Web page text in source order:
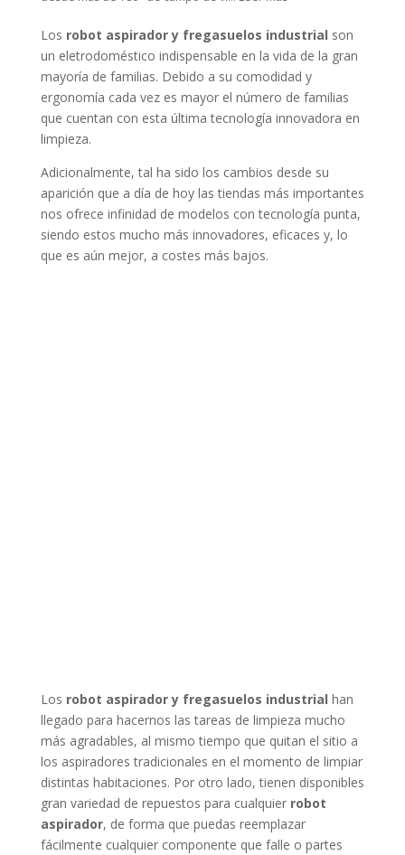
Los robot aspirador y fregasuelos industrial son
un eletrodoméstico indispensable en la vida de la gran
mayoría de familias. Debido a su comodidad y
ergonomía cada vez es mayor el número de familias
que cuentan con esta última tecnología innovadora en
limpieza.
Adicionalmente, tal ha sido los cambios desde su
aparición que a día de hoy las tiendas más importantes
nos ofrece infinidad de modelos con tecnología punta,
siendo estos mucho más innovadores, eficaces y, lo
que es aún mejor, a costes más bajos.
Los robot aspirador y fregasuelos industrial han
llegado para hacernos las tareas de limpieza mucho
más agradables, al mismo tiempo que quitan el sitio a
los aspiradores tradicionales en el momento de limpiar
distintas habitaciones. Por otro lado, tienen disponibles
gran variedad de repuestos para cualquier robot
aspirador, de forma que puedas reemplazar
fácilmente cualquier componente que falle o partes